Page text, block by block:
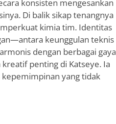
konsisten mengesankan
Di balik sikap tenangnya
kimia tim. Identitas
keunggulan teknis
dengan berbagai gaya
penting di Katseye. Ia
yang tidak